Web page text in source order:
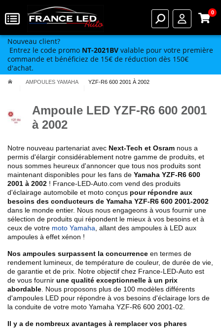
0
Nouveau client?
Entrez le code promo NT-2021BV valable pour votre première
commande et bénéficiez de 15€ de réduction dès 150€
d'achat.
AMPOULES YAMAHA YZF-R6 600 2001 À 2002
Ampoule LED YZF-R6 600 2001
à 2002
Notre nouveau partenariat avec Next-Tech et Osram nous a
permis d'élargir considérablement notre gamme de produits, et
nous sommes heureux d'annoncer que tous nos produits sont
maintenant disponibles pour les fans de Yamaha YZF-R6 600
2001 à 2002 ! France-LED-Auto.com vend des produits
d'éclairage automobile et moto conçus pour répondre aux
besoins des conducteurs de Yamaha YZF-R6 600 2001-2002
dans le monde entier. Nous nous engageons à vous fournir une
sélection de produits qui répondent le mieux à vos besoins et à
ceux de votre moto Yamaha , allant des ampoules à LED aux
ampoules à effet xénon !
Nos ampoules surpassent la concurrence en termes de
rendement lumineux, de température de couleur, de durée de vie,
de garantie et de prix. Notre objectif chez France-LED-Auto est
de vous fournir une qualité exceptionnelle à un prix
abordable . Nous proposons plus de 100 modèles différents
d'ampoules LED pour répondre à vos besoins d'éclairage lors de
la conduite de votre moto Yamaha YZF-R6 600 2001-02.
Il y a de nombreux avantages à remplacer vos phares